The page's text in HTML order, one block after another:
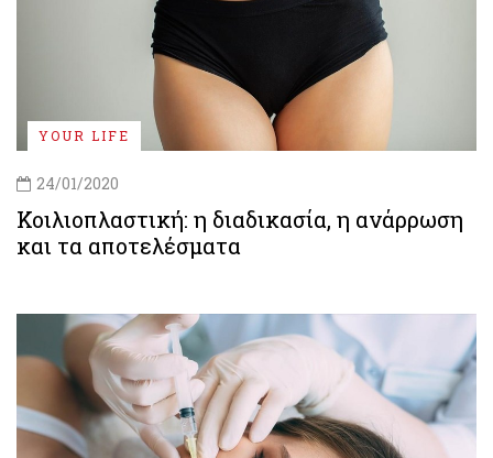
YOUR LIFE
24/01/2020
Κοιλιοπλαστική: η διαδικασία, η ανάρρωση
και τα αποτελέσματα